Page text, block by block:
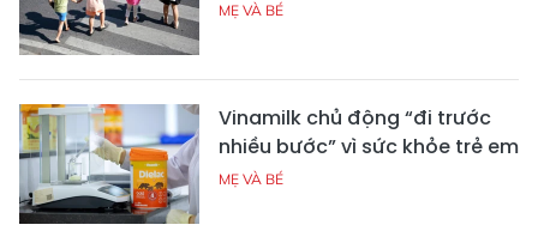
MẸ VÀ BÉ
Vinamilk chủ động “đi trước
nhiều bước” vì sức khỏe trẻ em
MẸ VÀ BÉ